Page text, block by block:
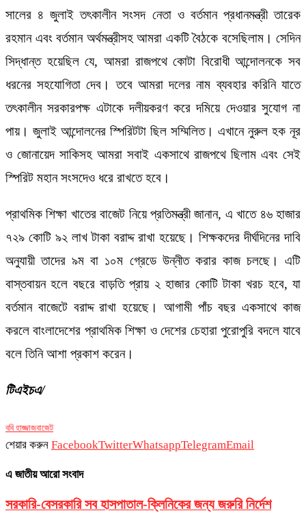
সালের ৪ জুলাই তৎকালীন সংসদ নেতা ও বর্তমান প্রধানমন্ত্রী তারেক
রহমান এবং বর্তমান অর্থমন্ত্রীসহ আমরা একটি বৈঠকে বসেছিলাম। সেদিন
সিদ্ধান্ত হয়েছিল যে, আমরা রাজপথে কোটা বিরোধী আন্দোলনকে সব
ধরনের সহযোগিতা দেব। তবে আমরা দলের নাম ব্যবহার করিনি যাতে
তৎকালীন সরকারপক্ষ এটাকে দলীয়করণ করে দমিয়ে দেওয়ার সুযোগ না
পায়। জুলাই আন্দোলনের স্পিরিটটা ছিল সম্মিলিত। এখানে নুরুল হক নূর
ও জোনায়েদ সাকিসহ আমরা সবাই একসাথে রাজপথে ছিলাম এবং সেই
স্পিরিট মহান সংসদেও ধরে রাখতে হবে।
প্রাথমিক শিক্ষা খাতের বাজেট নিয়ে প্রতিমন্ত্রী জানান, এ খাতে ৪৬ হাজার
৭২৯ কোটি ৯২ লাখ টাকা বরাদ্দ রাখা হয়েছে। শিক্ষকদের দীর্ঘদিনের দাবি
অনুযায়ী তাদের ৯ম বা ১০ম গ্রেডে উন্নীত করার কাজ চলছে। এটি
বাস্তবায়ন হলে বছরে বাড়তি প্রায় ২ হাজার কোটি টাকা খরচ হবে, যা
বর্তমান বাজেটে বরাদ্দ রাখা হয়েছে। আগামী পাঁচ বছর একসাথে কাজ
করলে বাংলাদেশের প্রাথমিক শিক্ষা ও দেশের চেহারা পুরোপুরি বদলে যাবে
বলে তিনি আশা প্রকাশ করেন।
টিএইচএ/
ববি হাজ্জাজবাজেট
শেয়ার করুন FacebookTwitterWhatsappTelegramEmail
এ জাতীয় আরো সংবাদ
সরকারি-বেসরকারি সব হাসপাতাল-ক্লিনিকের জন্য জরুরি নির্দেশ